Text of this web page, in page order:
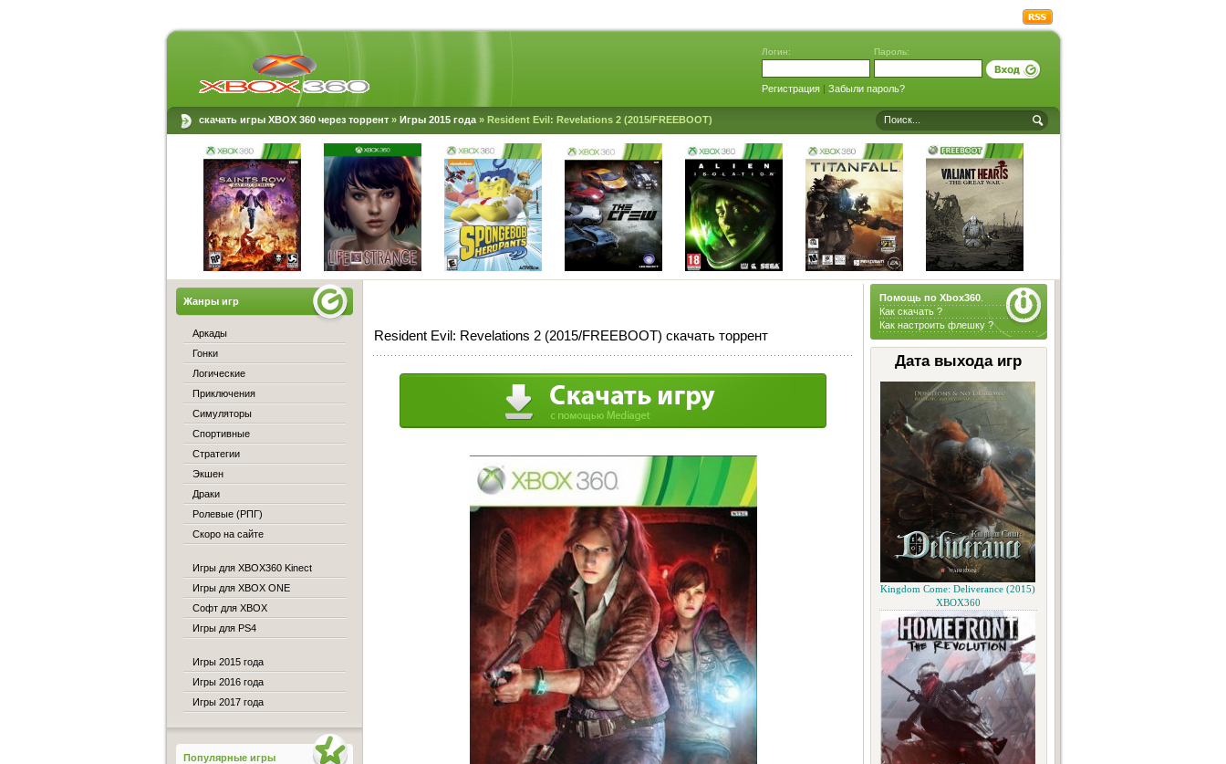
Логин: Пароль:
Регистрация| Забыли пароль?
скачать игры XBOX 360 через торрент» Игры 2015 года» Resident Evil: Revelations 2 (2015/FREEBOOT)
Помощь по Xbox360.
Как скачать ?
Как настроить флешку ?
Дата выхода игр
Kingdom Come: Deliverance (2015)
XBOX360
Resident Evil: Revelations 2 (2015/FREEBOOT) скачать торрент
Жанры игр
Аркады
Гонки
Логические
Приключения
Симуляторы
Спортивные
Стратегии
Экшен
Драки
Ролевые (РПГ)
Скоро на сайте
Игры для XBOX360 Kinect
Игры для XBOX ONE
Софт для XBOX
Игры для PS4
Игры 2015 года
Игры 2016 года
Игры 2017 года
Популярные игры